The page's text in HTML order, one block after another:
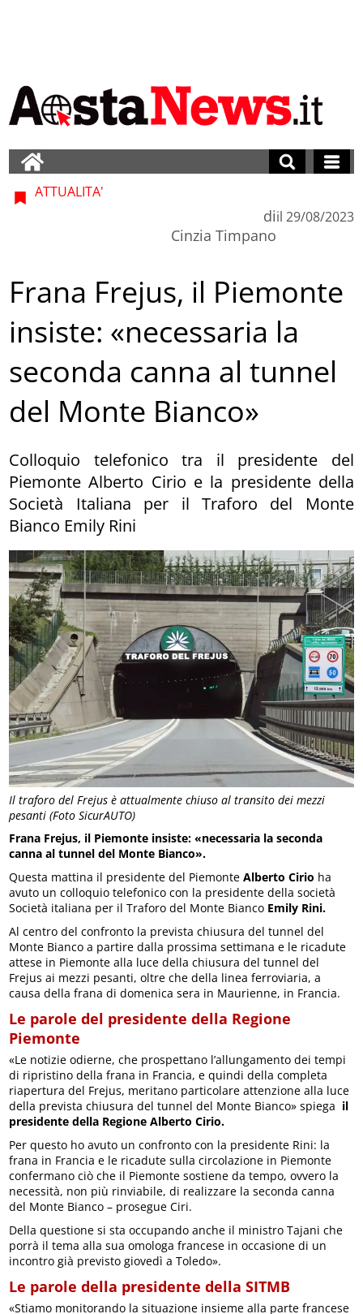
Il traforo del Frejus è attualmente chiuso al transito dei mezzi
pesanti (Foto SicurAUTO)
ATTUALITA'
di
Cinzia Timpano
il 29/08/2023
Frana Frejus, il Piemonte
insiste: «necessaria la
seconda canna al tunnel
del Monte Bianco»
Colloquio telefonico tra il presidente del
Piemonte Alberto Cirio e la presidente della
Società Italiana per il Traforo del Monte
Bianco Emily Rini
Frana Frejus, il Piemonte insiste: «necessaria la seconda
canna al tunnel del Monte Bianco».
Questa mattina il presidente del PiemonteAlberto Cirio ha
avuto un colloquio telefonico con la presidente della società
Società italiana per il Traforo del Monte Bianco Emily Rini.
Al centro del confronto la prevista chiusura del tunnel del
Monte Bianco a partire dalla prossima settimana e le ricadute
attese in Piemonte alla luce della chiusura del tunnel del
Frejus ai mezzi pesanti, oltre che della linea ferroviaria, a
causa della frana di domenica sera in Maurienne, in Francia.
Le parole del presidente della Regione
Piemonte
«Le notizie odierne, che prospettano l’allungamento dei tempi
di ripristino della frana in Francia, e quindi della completa
riapertura del Frejus, meritano particolare attenzione alla luce
della prevista chiusura del tunnel del Monte Bianco» spiega il
presidente della Regione Alberto Cirio.
Per questo ho avuto un confronto con la presidente Rini: la
frana in Francia e le ricadute sulla circolazione in Piemonte
confermano ciò che il Piemonte sostiene da tempo, ovvero la
necessità, non più rinviabile, di realizzare la seconda canna
del Monte Bianco – prosegue Ciri.
Della questione si sta occupando anche il ministro Tajani che
porrà il tema alla sua omologa francese in occasione di un
incontro già previsto giovedì a Toledo».
Le parole della presidente della SITMB
«Stiamo monitorando la situazione insieme alla parte francese